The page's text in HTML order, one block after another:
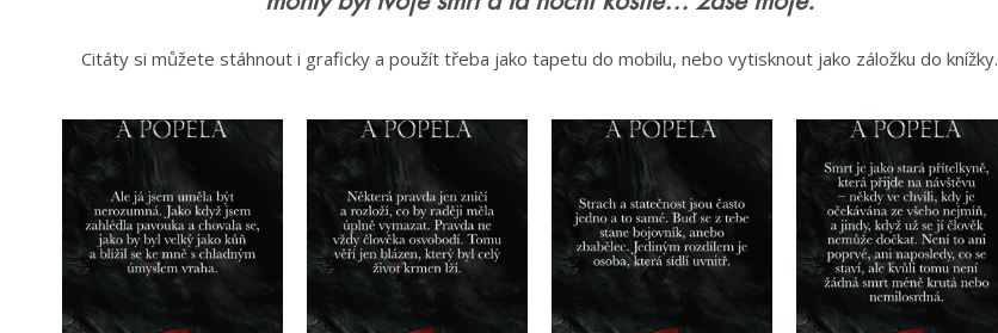
Citáty si můžete stáhnout i graficky a použít třeba jako tapetu do mobilu, nebo vytisknout jako záložku do knížky.